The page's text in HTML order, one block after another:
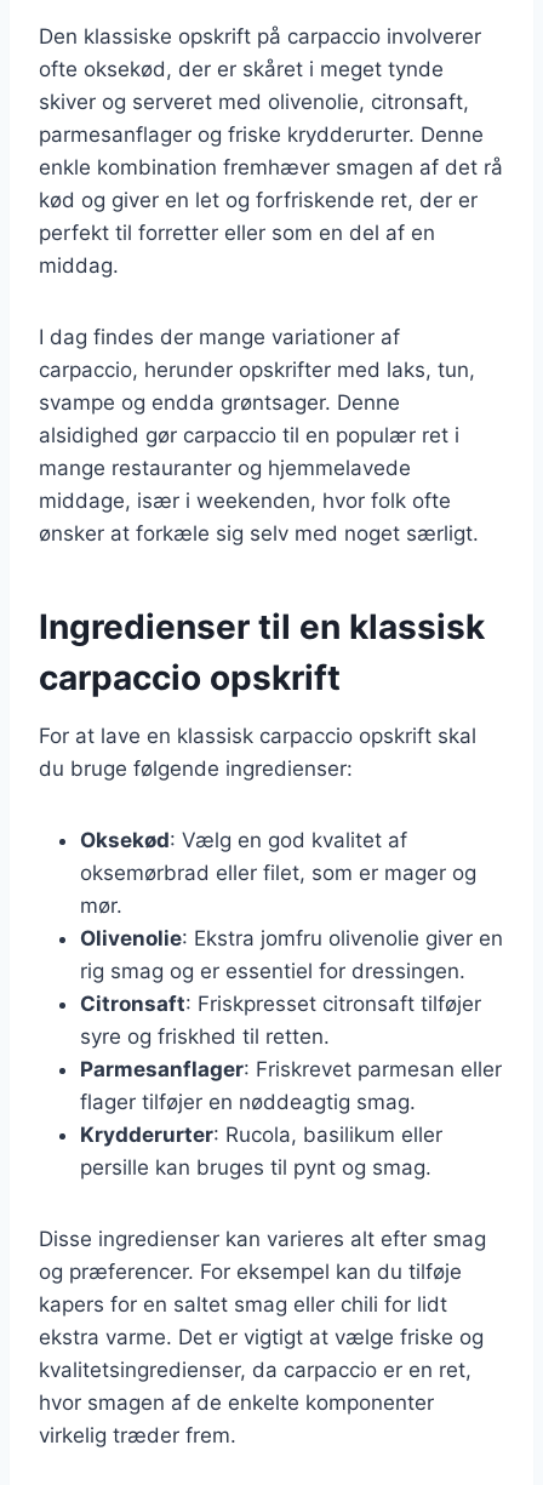
Den klassiske opskrift på carpaccio involverer
ofte oksekød, der er skåret i meget tynde
skiver og serveret med olivenolie, citronsaft,
parmesanflager og friske krydderurter. Denne
enkle kombination fremhæver smagen af det rå
kød og giver en let og forfriskende ret, der er
perfekt til forretter eller som en del af en
middag.
I dag findes der mange variationer af
carpaccio, herunder opskrifter med laks, tun,
svampe og endda grøntsager. Denne
alsidighed gør carpaccio til en populær ret i
mange restauranter og hjemmelavede
middage, især i weekenden, hvor folk ofte
ønsker at forkæle sig selv med noget særligt.
Ingredienser til en klassisk
carpaccio opskrift
For at lave en klassisk carpaccio opskrift skal
du bruge følgende ingredienser:
Oksekød: Vælg en god kvalitet af
oksemørbrad eller filet, som er mager og
mør.
Olivenolie: Ekstra jomfru olivenolie giver en
rig smag og er essentiel for dressingen.
Citronsaft: Friskpresset citronsaft tilføjer
syre og friskhed til retten.
Parmesanflager: Friskrevet parmesan eller
flager tilføjer en nøddeagtig smag.
Krydderurter: Rucola, basilikum eller
persille kan bruges til pynt og smag.
Disse ingredienser kan varieres alt efter smag
og præferencer. For eksempel kan du tilføje
kapers for en saltet smag eller chili for lidt
ekstra varme. Det er vigtigt at vælge friske og
kvalitetsingredienser, da carpaccio er en ret,
hvor smagen af de enkelte komponenter
virkelig træder frem.